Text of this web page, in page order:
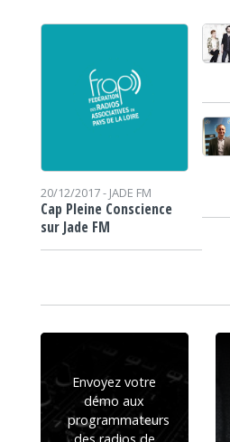
20/12/2017 - JADE FM
Cap Pleine Conscience
sur Jade FM
Envoyez votre
démo aux
programmateurs